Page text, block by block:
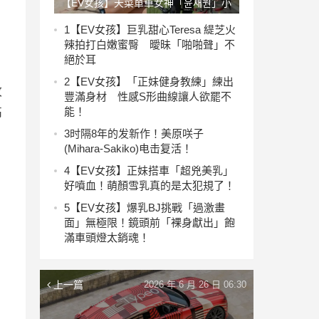
【EV女孩】天菜單車女神「윤재원」小
麥色身材曲線美到犯規 海邊辣曬「渾
圓蜜桃臀」
1 【EV女孩】巨乳甜心Teresa 緹芝火
辣拍打白嫩蜜臀 曖昧「啪啪聲」不
絕於耳
2 【EV女孩】「正妹健身教練」練出
豐滿身材 性感S形曲線讓人欲罷不
能！
3时隔8年的发新作！美原咲子
(Mihara-Sakiko)电击复活！
4 【EV女孩】正妹搭車「超兇美乳」
好噴血！萌顏雪乳真的是太犯規了！
5 【EV女孩】爆乳BJ挑戰「過激畫
面」無極限！鏡頭前「裸身獻出」飽
滿車頭燈太銷魂！
上一篇 2026 年 6 月 26 日 06:30